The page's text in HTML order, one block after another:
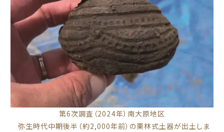
第6次調査（2024年）南大原地区
弥生時代中期後半（約2,000年前）の栗林式土器が出土しま